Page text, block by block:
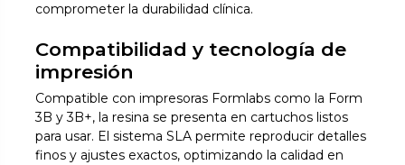
comprometer la durabilidad clínica.
Compatibilidad y tecnología de
impresión
Compatible con impresoras Formlabs como la Form
3B y 3B+, la resina se presenta en cartuchos listos
para usar. El sistema SLA permite reproducir detalles
finos y ajustes exactos, optimizando la calidad en